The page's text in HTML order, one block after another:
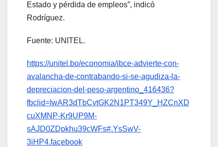
Estado y pérdida de empleos”, indicó
Rodríguez.
Fuente: UNITEL.
https://unitel.bo/economia/ibce-advierte-con-
avalancha-de-contrabando-si-se-agudiza-la-
depreciacion-del-peso-argentino_416436?
fbclid=IwAR3dTbCvtGK2N1PT349Y_HZCnXD
cuXMNP-Kr9UP9M-
sAJD0ZDpkhu39cWFs#.YsSwV-
3iHP4.facebook